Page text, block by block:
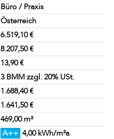
Büro / Praxis
Österreich
6.519,10 €
8.207,50 €
13,90 €
3 BMM zzgl. 20% USt.
1.688,40 €
1.641,50 €
469,00 m²
A++ 4,00 kWh/m²a